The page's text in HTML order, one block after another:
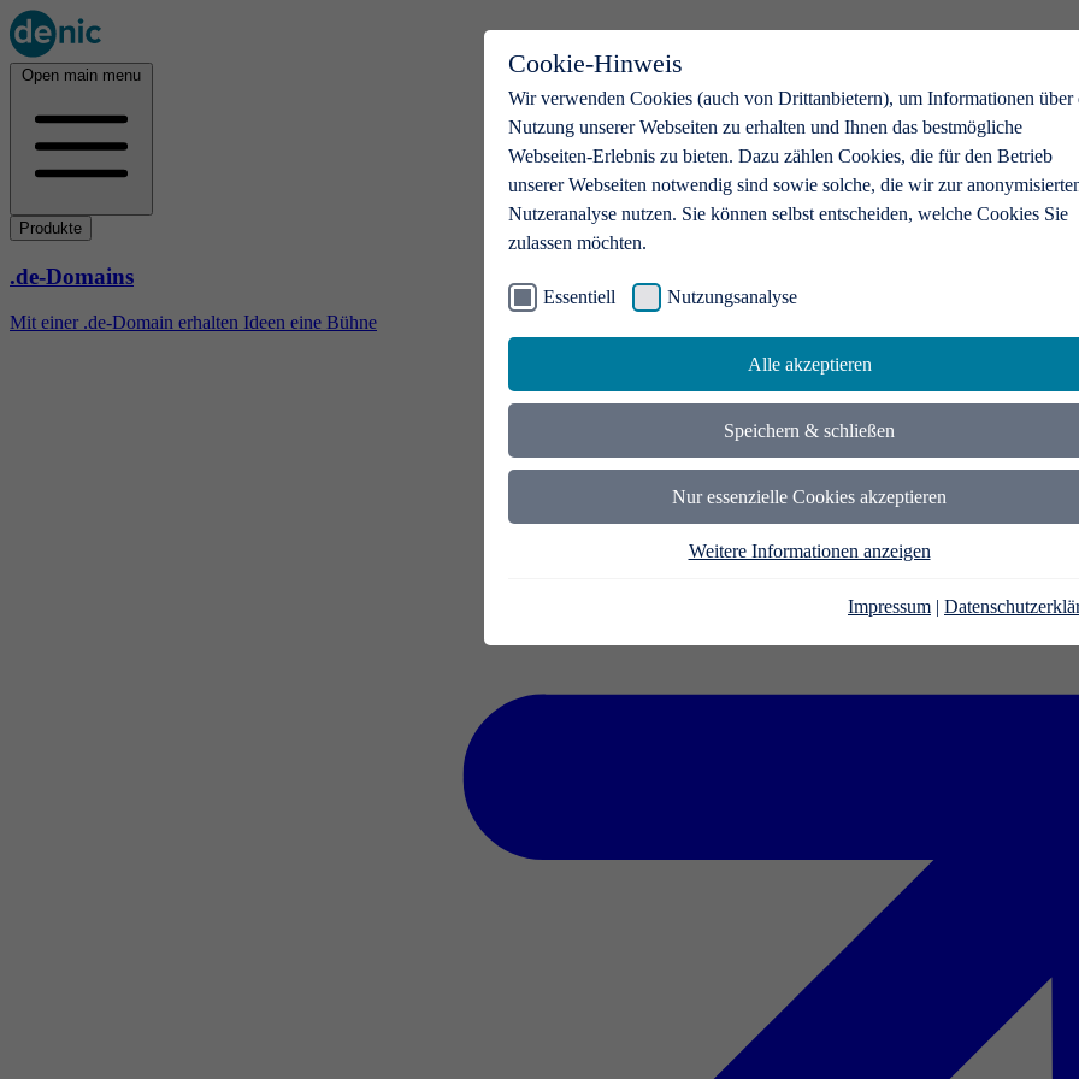
Cookie-Hinweis
Wir verwenden Cookies (auch von Drittanbietern), um Informationen über
Nutzung unserer Webseiten zu erhalten und Ihnen das bestmögliche
Webseiten-Erlebnis zu bieten. Dazu zählen Cookies, die für den Betrieb
unserer Webseiten notwendig sind sowie solche, die wir zur
Nutzeranalyse nutzen. Sie können selbst entscheiden, welche Cookies Sie
zulassen möchten.
Essentiell Nutzungsanalyse
Alle akzeptieren
Speichern & schließen
Nur essenzielle Cookies akzeptieren
Weitere Informationen anzeigen
Impressum |
Open main menu
Produkte
.de-Domains
Mit einer .de-Domain erhalten Ideen eine Bühne